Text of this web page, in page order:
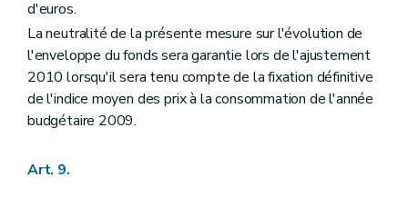
d'euros.
La neutralité de la présente mesure sur l'évolution de
l'enveloppe du fonds sera garantie lors de l'ajustement
2010 lorsqu'il sera tenu compte de la fixation définitive
de l'indice moyen des prix à la consommation de l'année
budgétaire 2009.
Art. 9.